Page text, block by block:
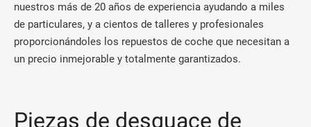
nuestros más de 20 años de experiencia ayudando a miles
de particulares, y a cientos de talleres y profesionales
proporcionándoles los repuestos de coche que necesitan a
un precio inmejorable y totalmente garantizados.
Piezas de desguace de